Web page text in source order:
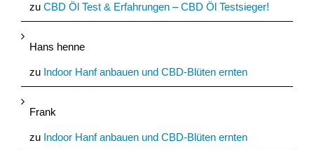
zu CBD Öl Test & Erfahrungen – CBD Öl Testsieger!
Hans henne
zu Indoor Hanf anbauen und CBD-Blüten ernten
Frank
zu Indoor Hanf anbauen und CBD-Blüten ernten